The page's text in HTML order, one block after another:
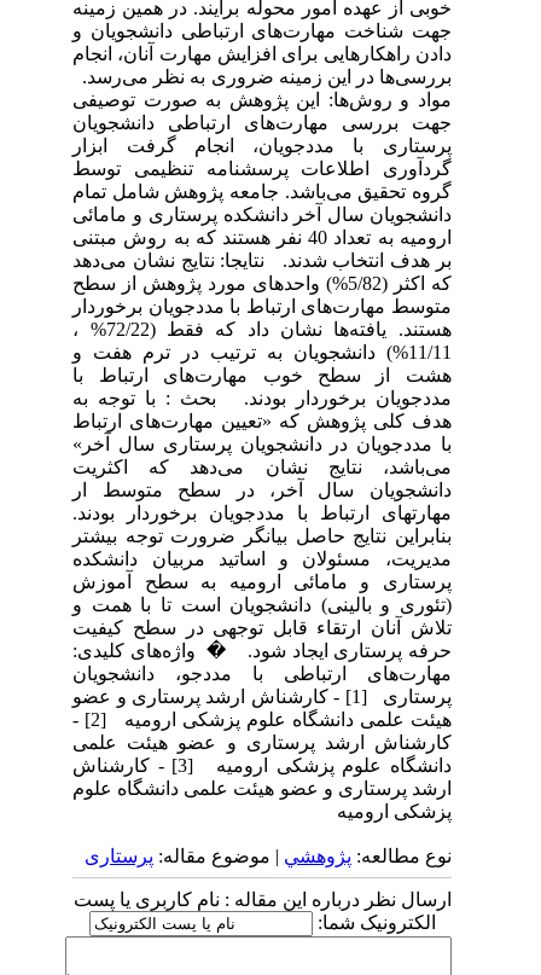
خوبی از عهده امور محوله برآیند. در همین زمینه
جهت شناخت مهارت‌های ارتباطی دانشجویان و
دادن راهکارهایی برای افزایش مهارت آنان، انجام
بررسی‌ها در این زمینه ضروری به نظر می‌رسد.
مواد و روش‌ها: این پژوهش به صورت توصیفی
جهت بررسی مهارت‌های ارتباطی دانشجویان
پرستاری با مددجویان، انجام گرفت ابزار
گردآوری اطلاعات پرسشنامه تنظیمی توسط
گروه تحقیق می‌باشد. جامعه پژوهش شامل تمام
دانشجویان سال آخر دانشکده پرستاری و مامائی
ارومیه به تعداد 40 نفر هستند که به روش مبتنی
بر هدف انتخاب شدند. نتایجا: نتایج نشان می‌دهد
که اکثر (5/82%) واحدهای مورد پژوهش از سطح
متوسط مهارت‌های ارتباط با مددجویان برخوردار
هستند. یافته‌ها نشان داد که فقط (72/22% ،
11/11%) دانشجویان به ترتیب در ترم هفت و
هشت از سطح خوب مهارت‌های ارتباط با
مددجویان برخوردار بودند. بحث : با توجه به
هدف کلی پژوهش که «تعیین مهارت‌های ارتباط
با مددجویان در دانشجویان پرستاری سال آخر»
می‌باشد، نتایج نشان می‌دهد که اکثریت
دانشجویان سال آخر، در سطح متوسط ار
مهارتهای ارتباط با مددجویان برخوردار بودند.
بنابراین نتایج حاصل بیانگر ضرورت توجه بیشتر
مدیریت، مسئولان و اساتید مربیان دانشکده
پرستاری و مامائی ارومیه به سطح آموزش
(تئوری و بالینی) دانشجویان است تا با همت و
تلاش آنان ارتقاء قابل توجهی در سطح کیفیت
حرفه پرستاری ایجاد شود. � واژه‌های کلیدی:
مهارت‌های ارتباطی با مددجو، دانشجویان
پرستاری [1] - کارشناش ارشد پرستاری و عضو
هیئت علمی دانشگاه علوم پزشکی ارومیه [2] -
کارشناش ارشد پرستاری و عضو هیئت علمی
دانشگاه علوم پزشکی ارومیه [3] - کارشناش
ارشد پرستاری و عضو هیئت علمی دانشگاه علوم
پزشکی ارومیه
نوع مطالعه:پژوهشي| موضوع مقاله:پرستاری
ارسال نظر درباره این مقاله : نام کاربری یا پست
الکترونیک شما: